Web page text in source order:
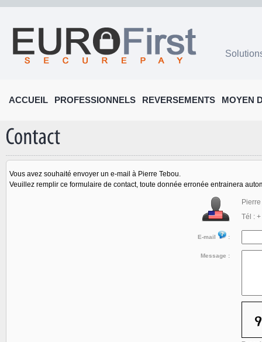
ACCUEIL PROFESSIONNELS REVERSEMENTS MOYEN
Vous avez souhaité envoyer un e-mail à Pierre Tebou.
Veuillez remplir ce formulaire de contact, toute donnée erronée entrainera
Tél :
E-mail :
Message :